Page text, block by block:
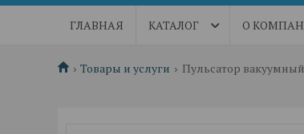
ГЛАВНАЯ КАТАЛОГ О
Товары и услуги Пульсатор